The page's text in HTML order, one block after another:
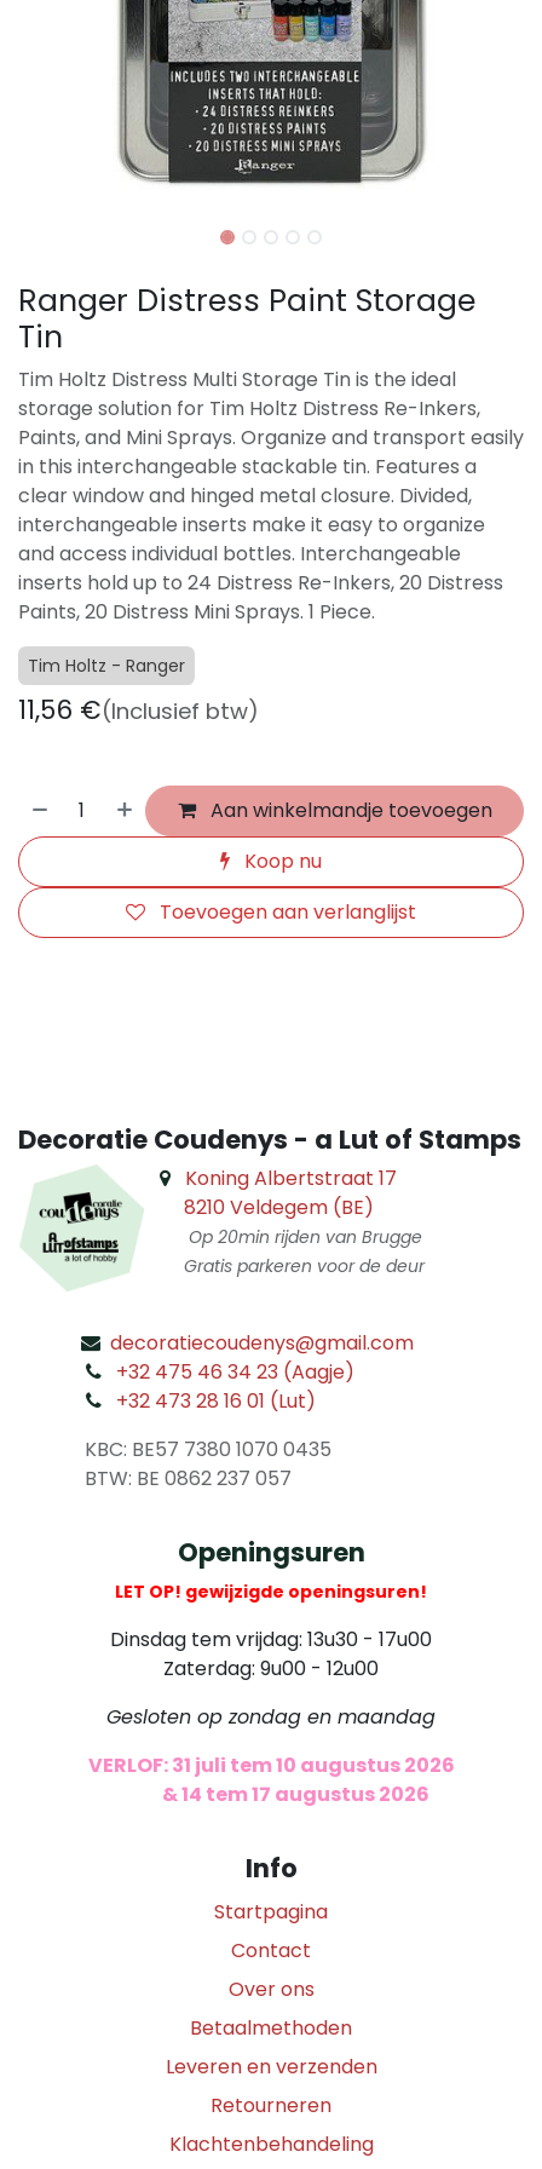
Ranger Distress Paint Storage
Tin
Tim Holtz Distress Multi Storage Tin is the ideal
storage solution for Tim Holtz Distress Re-Inkers,
Paints, and Mini Sprays. Organize and transport easily
in this interchangeable stackable tin. Features a
clear window and hinged metal closure. Divided,
interchangeable inserts make it easy to organize
and access individual bottles. Interchangeable
inserts hold up to 24 Distress Re-Inkers, 20 Distress
Paints, 20 Distress Mini Sprays. 1 Piece.
Tim Holtz - Ranger
11,56 €(Inclusief btw)
Aan winkelmandje toevoegen
Koop nu
Toevoegen aan verlanglijst
Decoratie Coudenys - a Lut of Stamps
Koning Albertstraat 17
8210 Veldegem (BE)
Op 20min rijden van Brugge
Gratis parkeren voor de deur
decoratiecoudenys@gmail.com
+32 475 46 34 23 (Aagje)
+32 473 28 16 01 (Lut)
KBC: BE57 7380 1070 0435
​ BTW: BE 0862 237 057
Openingsuren
LET OP! gewijzigde openingsuren!
Dinsdag tem vrijdag: 13u30 - 17u00
Zaterdag: 9u00 - 12u00
Gesloten op zondag en maandag
VERLOF: 31 juli tem 10 augustus 2026
& 14 tem 17 augustus 2026
Info
Startpagina
Contact
Over ons
Betaalmethoden
Leveren en verzenden
Retourneren
Klachtenbehandeling